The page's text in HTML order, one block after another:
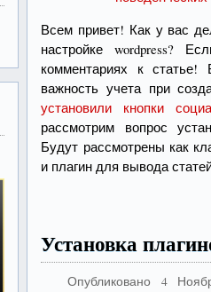
Всем привет! Как у вас
настройке wordpress?
комментариях к
важность учета при
установили кнопки
рассмотрим вопрос
Будут рассмотрены как
и плагин для вывода
Установка
Опубликовано 4